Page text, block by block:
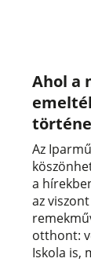
Ahol a
Az
a
az
otthont:
Iskola is,